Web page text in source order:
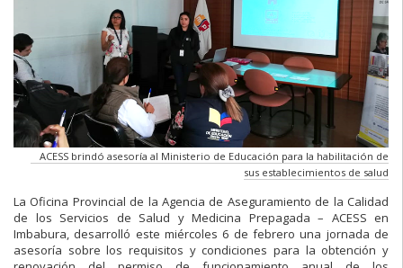
ACESS brindó asesoría al Ministerio de Educación para la habilitación de
sus establecimientos de salud
La Oficina Provincial de la Agencia de Aseguramiento de la Calidad
de los Servicios de Salud y Medicina Prepagada – ACESS en
Imbabura, desarrolló este miércoles 6 de febrero una jornada de
asesoría sobre los requisitos y condiciones para la obtención y